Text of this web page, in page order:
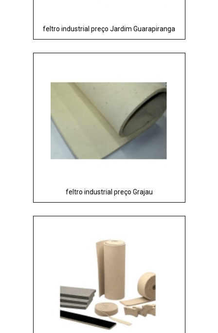
feltro industrial preço Jardim Guarapiranga
feltro industrial preço Grajau